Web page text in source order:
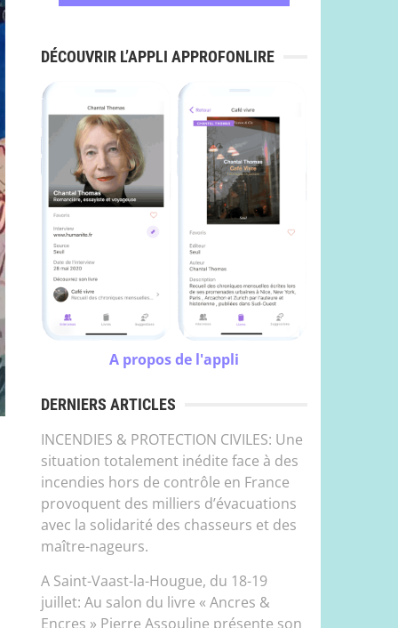
DÉCOUVRIR L’APPLI APPROFONLIRE
A propos de l'appli
DERNIERS ARTICLES
INCENDIES & PROTECTION CIVILES: Une
situation totalement inédite face à des
incendies hors de contrôle en France
provoquent des milliers d’évacuations
avec la solidarité des chasseurs et des
maître-nageurs.
A Saint-Vaast-la-Hougue, du 18-19
juillet: Au salon du livre « Ancres &
Encres » Pierre Assouline présente son